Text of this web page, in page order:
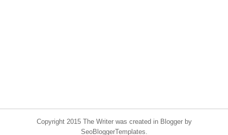
Copyright 2015 The Writer was created in Blogger by
SeoBloggerTemplates.